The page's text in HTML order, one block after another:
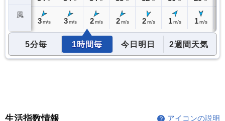
風
3 m/s 3 m/s 2 m/s 2 m/s 2 m/s 1 m/s 1 m/s
5分毎 1時間毎 今日明日 2週間天気
生活指数情報 アイコンの説明